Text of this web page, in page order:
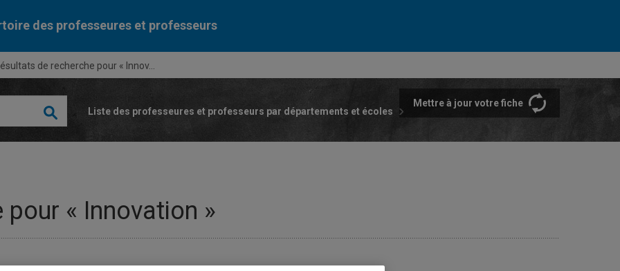
des professeures et professeurs
de recherche pour « Innov...
Liste des professeures et professeurs par départements et écoles
Mettre à jour votre fiche
« Innovation »